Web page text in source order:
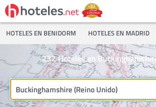
HOTELES EN BENIDORM HOTELES EN MADRID
Hoteles en
232